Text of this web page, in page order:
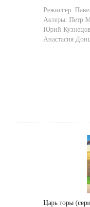
Режиссер:
Актеры: Петр
Юрий Кузнецов
Анастасия
Царь горы